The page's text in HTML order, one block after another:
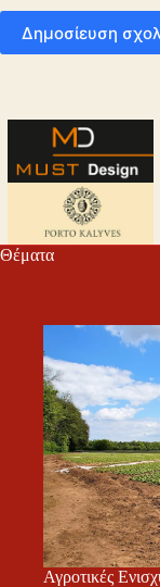
Δημοσίευση
Θέματα
Αγροτικές